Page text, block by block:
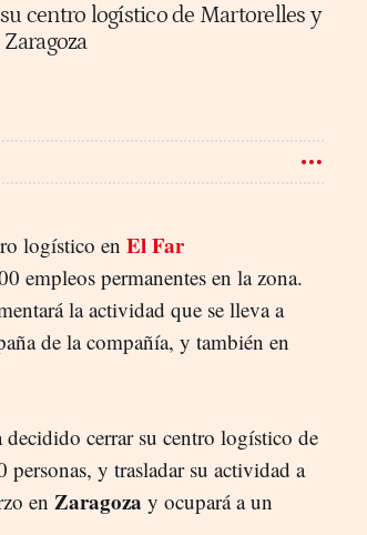
centro logístico de Martorelles y
logístico en El Far
empleos permanentes en la zona.
la actividad que se lleva a
de la compañía, y también en
cerrar su centro logístico de
y trasladar su actividad a
en Zaragoza y ocupará a un